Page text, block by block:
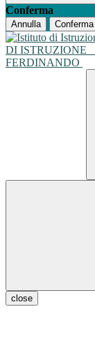
Conferma
Annulla Conferma
DI ISTRUZIONE
FERDINANDO
close